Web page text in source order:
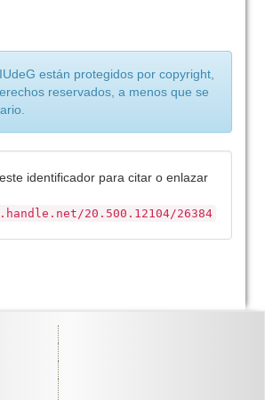
están protegidos por copyright,
reservados, a menos que se
identificador para citar o enlazar
20.500.12104/26384